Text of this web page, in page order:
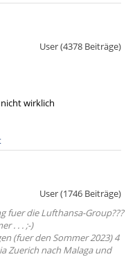
User (4378 Beiträge)
wirklich
User (1746 Beiträge)
fuer die Lufthansa-Group???
. . . ;-)
(fuer den Sommer 2023) 4
Zuerich nach Malaga und